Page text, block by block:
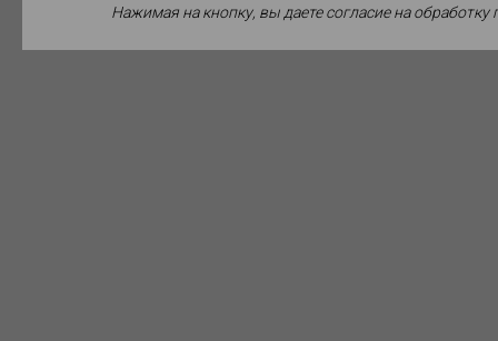
Нажимая на кнопку, вы даете согласие на